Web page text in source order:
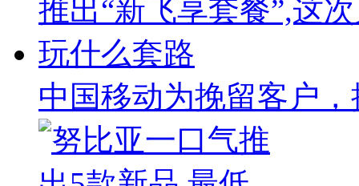
中国移动为挽留客户